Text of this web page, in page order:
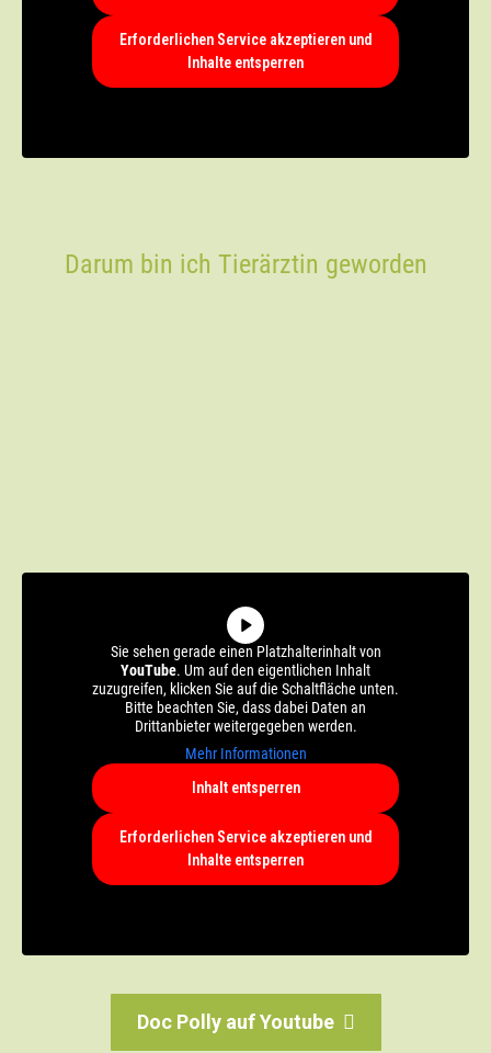
Erforderlichen Service akzeptieren und
Inhalte entsperren
Darum bin ich Tierärztin geworden
Sie sehen gerade einen Platzhalterinhalt von
YouTube. Um auf den eigentlichen Inhalt
zuzugreifen, klicken Sie auf die Schaltfläche unten.
Bitte beachten Sie, dass dabei Daten an
Drittanbieter weitergegeben werden.
Mehr Informationen
Inhalt entsperren
Erforderlichen Service akzeptieren und
Inhalte entsperren
Doc Polly auf Youtube